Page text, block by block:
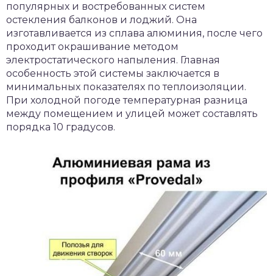
популярных и востребованных систем
остекления балконов и лоджий. Она
изготавливается из сплава алюминия, после чего
проходит окрашивание методом
электростатического напыления. Главная
особенность этой системы заключается в
минимальных показателях по теплоизоляции.
При холодной погоде температурная разница
между помещением и улицей может составлять
порядка 10 градусов.